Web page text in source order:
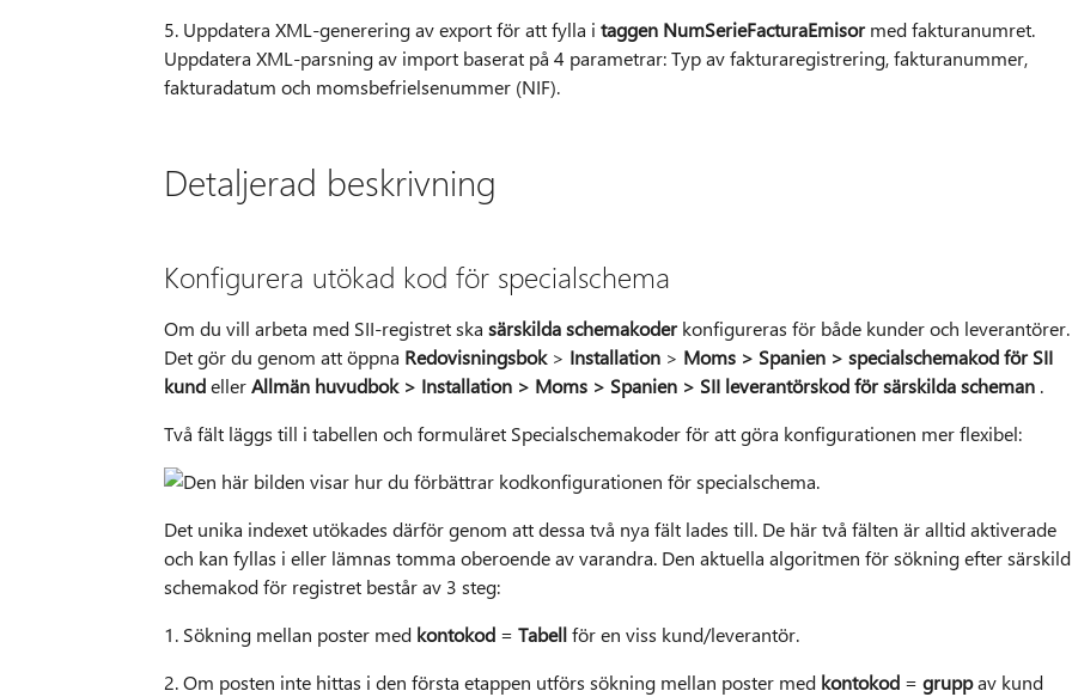
5. Uppdatera XML-generering av export för att fylla i taggen NumSerieFacturaEmisormed fakturanumret.
Uppdatera XML-parsning av import baserat på 4 parametrar: Typ av fakturaregistrering, fakturanummer,
fakturadatum och momsbefrielsenummer (NIF).
Detaljerad beskrivning
Konfigurera utökad kod för specialschema
Om du vill arbeta med SII-registret ska särskilda schemakoderkonfigureras för både kunder och leverantörer.
Det gör du genom att öppna Redovisningsbok> Installation> Moms > Spanien > specialschemakod för SII
kundellerAllmän huvudbok > Installation > Moms > Spanien > SII leverantörskod för särskilda scheman .
Två fält läggs till i tabellen och formuläret Specialschemakoder för att göra konfigurationen mer flexibel:
Det unika indexet utökades därför genom att dessa två nya fält lades till. De här två fälten är alltid aktiverade
och kan fyllas i eller lämnas tomma oberoende av varandra. Den aktuella algoritmen för sökning efter särskild
schemakod för registret består av 3 steg:
1. Sökning mellan poster med kontokod = Tabellför en viss kund/leverantör.
2. Om posten inte hittas i den första etappen utförs sökning mellan poster med kontokod = gruppav kund